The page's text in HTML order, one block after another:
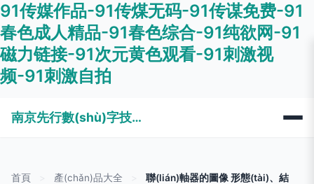
91传媒作品-91传煤无码-91传谋免费-91
春色成人精品-91春色综合-91纯欲网-91
磁力链接-91次元黄色观看-91刺激视
频-91刺激自拍
南京先行數(shù)字技術有限公司
首頁 產(chǎn)品大全
聯(lián)軸器的圖像 形態(tài)、結